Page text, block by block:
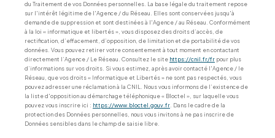
du Traitement de vos Données personnelles. La base légale du traitement repose
sur l'intérêt légitime de l'Agence / du Réseau. Elles sont conservées jusqu'à
demande de suppression et sont destinées à l'Agence / au Réseau. Conformément
à la loi « informatique et libertés », vous disposez des droits d’accès, de
rectification, d’effacement, d’opposition, de limitation et de portabilité de vos
données. Vous pouvez retirer votre consentement à tout moment en contactant
directement l’Agence / Le Réseau. Consultez le site https://cnil.fr/fr pour plus
d’informations sur vos droits. Si vous estimez, après avoir contacté l'Agence / le
Réseau, que vos droits « Informatique et Libertés » ne sont pas respectés, vous
pouvez adresser une réclamation à la CNIL. Nous vous informons de l’existence de
la liste d'opposition au démarchage téléphonique « Bloctel », sur laquelle vous
pouvez vous inscrire ici : https://www.bloctel.gouv.fr. Dans le cadre de la
protection des Données personnelles, nous vous invitons à ne pas inscrire de
Données sensibles dans le champ de saisie libre.